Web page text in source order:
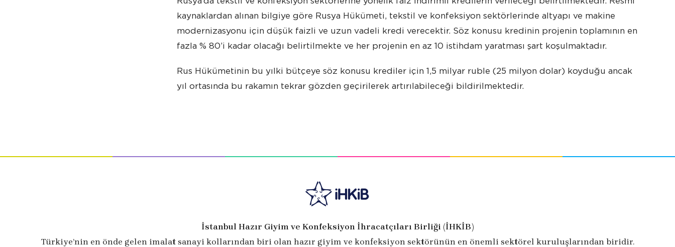
kaynaklardan alınan bilgiye göre Rusya Hükümeti, tekstil ve konfeksiyon sektörlerinde altyapı ve makine
modernizasyonu için düşük faizli ve uzun vadeli kredi verecektir. Söz konusu kredinin projenin toplamının en
fazla % 80’i kadar olacağı belirtilmekte ve her projenin en az 10 istihdam yaratması şart koşulmaktadır.
Rus Hükümetinin bu yılki bütçeye söz konusu krediler için 1,5 milyar ruble (25 milyon dolar) koyduğu ancak
yıl ortasında bu rakamın tekrar gözden geçirilerek artırılabileceği bildirilmektedir.
İstanbul Hazır Giyim ve Konfeksiyon İhracatçıları Birliği (İHKİB)
Türkiye’nin en önde gelen imalat sanayi kollarından biri olan hazır giyim ve konfeksiyon sektörünün en önemli sektörel kuruluşlarından biridir.